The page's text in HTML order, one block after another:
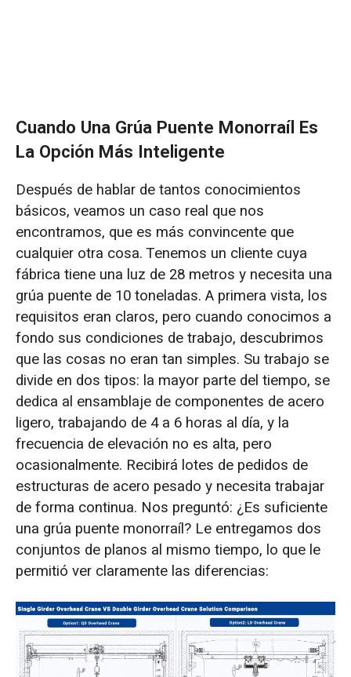
Cuando Una Grúa Puente Monorraíl Es
La Opción Más Inteligente
Después de hablar de tantos conocimientos
básicos, veamos un caso real que nos
encontramos, que es más convincente que
cualquier otra cosa. Tenemos un cliente cuya
fábrica tiene una luz de 28 metros y necesita una
grúa puente de 10 toneladas. A primera vista, los
requisitos eran claros, pero cuando conocimos a
fondo sus condiciones de trabajo, descubrimos
que las cosas no eran tan simples. Su trabajo se
divide en dos tipos: la mayor parte del tiempo, se
dedica al ensamblaje de componentes de acero
ligero, trabajando de 4 a 6 horas al día, y la
frecuencia de elevación no es alta, pero
ocasionalmente. Recibirá lotes de pedidos de
estructuras de acero pesado y necesita trabajar
de forma continua. Nos preguntó: ¿Es suficiente
una grúa puente monorraíl? Le entregamos dos
conjuntos de planos al mismo tiempo, lo que le
permitió ver claramente las diferencias: